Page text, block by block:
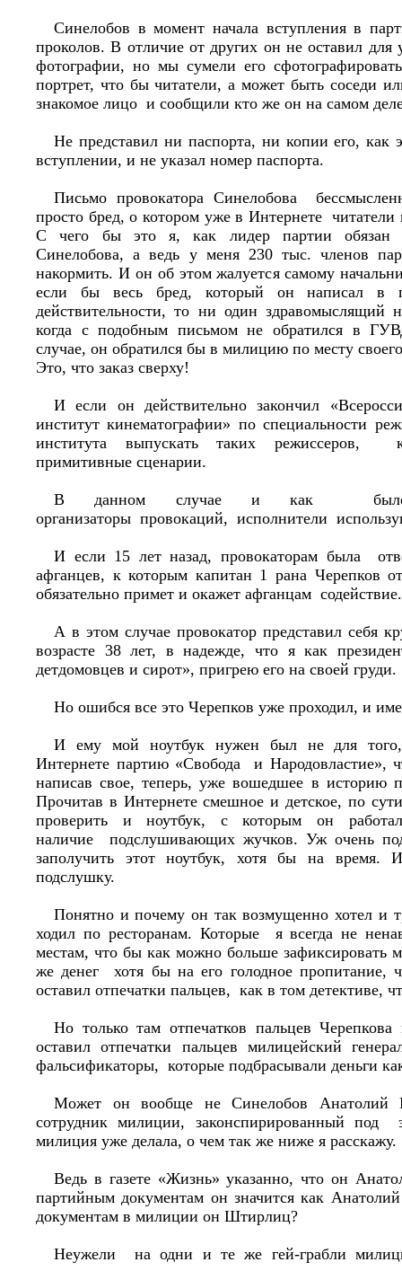
Синелобов в момент начала вступления в
проколов. В отличие от других он не оставил для
фотографии, но мы сумели его
портрет, что бы читатели, а может быть соседи
знакомое лицо и сообщили кто же он на самом
Не представил ни паспорта, ни копии его, как
вступлении, и не указал номер паспорта.
Письмо провокатора Синелобова
просто бред, о котором уже в Интернете читатели
С чего бы это я, как лидер партии обязан
Синелобова, а ведь у меня 230 тыс. членов
накормить. И он об этом жалуется самому
если бы весь бред, который он написал в
действительности, то ни один здравомыслящий
когда с подобным письмом не обратился в
случае, он обратился бы в милицию по месту
Это, что заказ сверху!
И если он действительно закончил
институт кинематографии» по специальности
института выпускать таких режиссеров,
примитивные сценарии.
В данном случае и как
организаторы провокаций, исполнители
И если 15 лет назад, провокаторам была
афганцев, к которым капитан 1 рана Черепков
обязательно примет и окажет афганцам содействие.
А в этом случае провокатор представил себя
возрасте 38 лет, в надежде, что я как
детдомовцев и сирот», пригрею его на своей груди.
Но ошибся все это Черепков уже проходил, и
И ему мой ноутбук нужен был не для
Интернете партию «Свобода и Народовластие»,
написав свое, теперь, уже вошедшее в историю
Прочитав в Интернете смешное и детское, по
проверить и ноутбук, с которым он
наличие подслушивающих жучков. Уж очень
заполучить этот ноутбук, хотя бы на время.
подслушку.
Понятно и почему он так возмущенно хотел и
ходил по ресторанам. Которые я всегда не
местам, что бы как можно больше зафиксировать
же денег хотя бы на его голодное пропитание,
оставил отпечатки пальцев, как в том детективе,
Но только там отпечатков пальцев
оставил отпечатки пальцев милицейский
фальсификаторы, которые подбрасывали деньги
Может он вообще не Синелобов Анатолий
сотрудник милиции, законспирированный под
милиция уже делала, о чем так же ниже я
Ведь в газете «Жизнь» указанно, что он
партийным документам он значится как
документам в милиции он Штирлиц?
Неужели на одни и те же гей-грабли